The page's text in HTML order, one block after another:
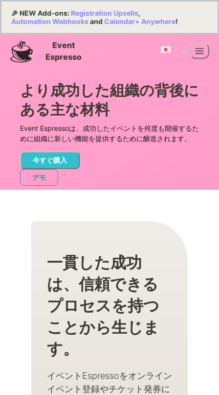
🎉 NEW Add-ons: Registration Upsells,
Automation Webhooksand Calendar+ Anywhere!
Event
Espresso
より成功した組織の背後に
ある主な材料
Event Espressoは、成功したイベントを何度も開催するた
めに組織に新しい機能を提供するために醸造されます。
今すぐ購入
デモ
一貫した成功
は、信頼できる
プロセスを持つ
ことから生じま
す。
イベントEspressoをオンライン
イベント登録やチケット発券に